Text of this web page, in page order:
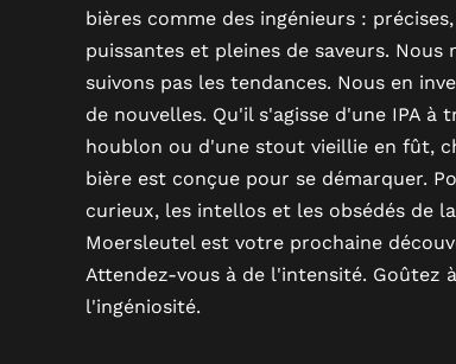
bières comme des ingénieurs : précises,
puissantes et pleines de saveurs. Nous
suivons pas les tendances. Nous en
de nouvelles. Qu'il s'agisse d'une IPA à
houblon ou d'une stout vieillie en fût,
bière est conçue pour se démarquer.
curieux, les intellos et les obsédés de
Moersleutel est votre prochaine
Attendez-vous à de l'intensité. Goûtez à
l'ingéniosité.